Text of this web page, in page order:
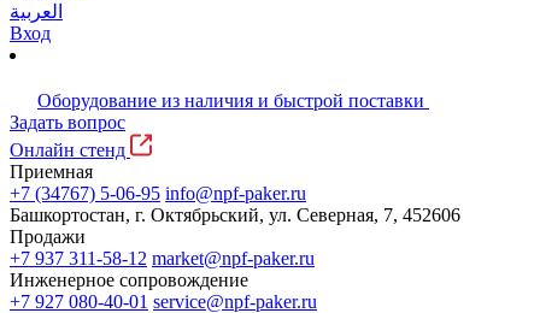
العربية
Вход
Оборудование из наличия и быстрой поставки
Задать вопрос
Онлайн стенд
Приемная
+7 (34767) 5-06-95 info@npf-paker.ru
Башкортостан, г. Октябрьский, ул. Северная, 7, 452606
Продажи
+7 937 311-58-12 market@npf-paker.ru
Инженерное сопровождение
+7 927 080-40-01 service@npf-paker.ru